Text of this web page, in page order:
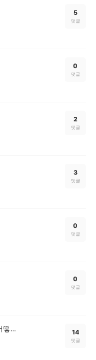
5
댓글
0
댓글
2
댓글
3
댓글
0
댓글
0
댓글
복도식아파트현관앞 우산펼쳐놓는거 어떻게 생각하나요? 14
댓글